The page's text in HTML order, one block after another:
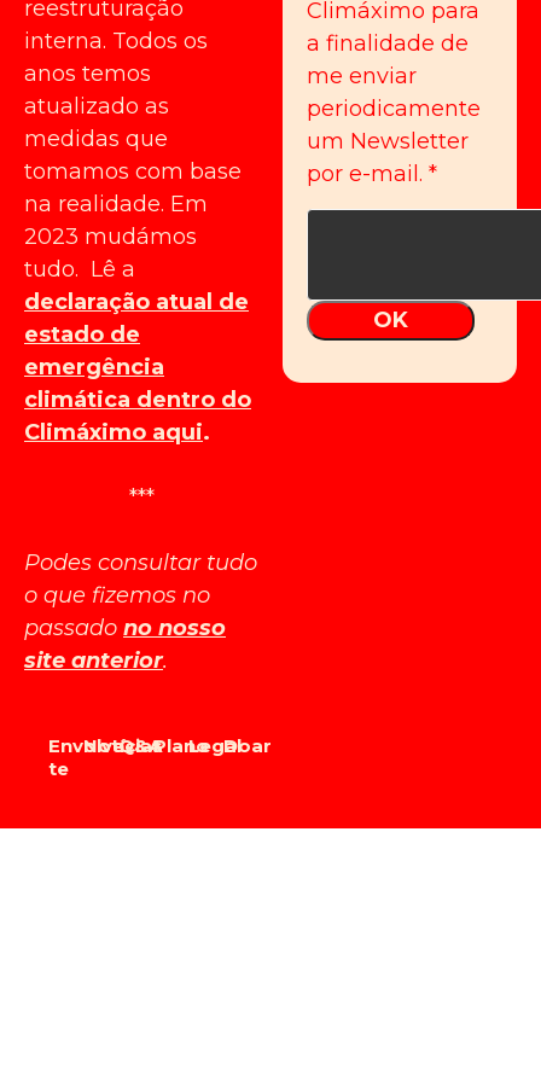
reestruturação
interna. Todos os
anos temos
atualizado as
medidas que
tomamos com base
na realidade. Em
2023 mudámos
tudo. Lê a
declaração atual de
estado de
emergência
climática dentro do
Climáximo aqui.
***
Podes consultar tudo
o que fizemos no
passado no nosso
site anterior.
Envolve-
te
Notícias
Q&APlanoLegalDoar
Climáximo para
a finalidade de
me enviar
periodicamente
um Newsletter
por e-mail. *
OK